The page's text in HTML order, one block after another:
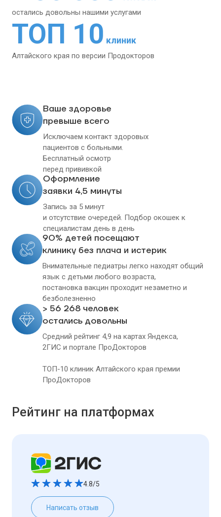
остались довольны нашими услугами
ТОП 10 клиник
Алтайского края по версии Продокторов
Ваше здоровье
превыше всего
Исключаем контакт здоровых
пациентов с больными.
Бесплатный осмотр
перед прививкой
Оформление
заявки 4,5 минуты
Запись за 5 минут
и отсутствие очередей. Подбор окошек к
специалистам день в день
90% детей посещают
клинику без плача и истерик
Внимательные педиатры легко находят общий
язык с детьми любого возраста,
постановка вакцин проходит незаметно и
безболезненно
> 56 268 человек
остались довольны
Средний рейтинг 4,9 на картах Яндекса,
2ГИС и портале ПроДокторов
ТОП-10 клиник Алтайского края премии
ПроДокторов
Рейтинг на платформах
4.8/5
Написать отзыв